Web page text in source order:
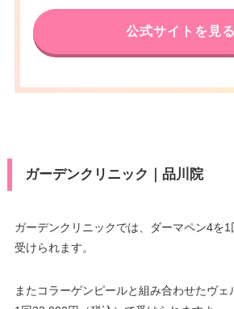
公式サイトを見る
ガーデンクリニック｜品川院
ガーデンクリニックでは、ダーマペン4を
受けられます。
またコラーゲンピールと組み合わせたヴェ